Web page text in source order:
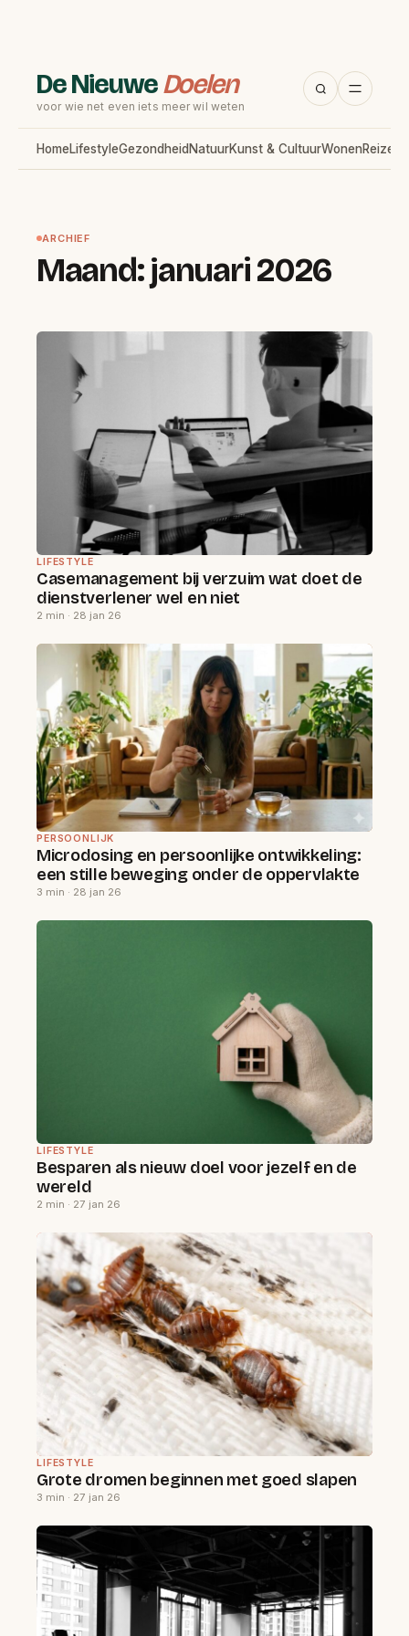
De NieuweDoelen
voor wie net even iets meer wil weten
HomeLifestyleGezondheid NatuurKunst & CultuurWonenReizen
ARCHIEF
Maand:januari 2026
LIFESTYLE
Casemanagement bij verzuim wat doet de
dienstverlener wel en niet
2 min · 28 jan 26
PERSOONLIJK
Microdosing en persoonlijke ontwikkeling:
een stille beweging onder de oppervlakte
3 min · 28 jan 26
LIFESTYLE
Besparen als nieuw doel voor jezelf en de
wereld
2 min · 27 jan 26
LIFESTYLE
Grote dromen beginnen met goed slapen
3 min · 27 jan 26